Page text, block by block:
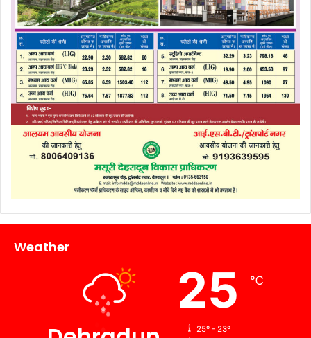
Weather
25 ℃
25º - 23º